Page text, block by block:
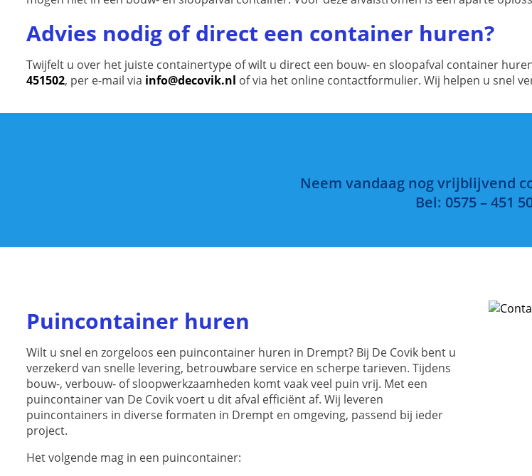
Advies nodig of direct een container huren?
Twijfelt u over het juiste containertype of wilt u direct een bouw- en sloopafval container
451502, per e-mail via info@decovik.nl of via het online contactformulier. Wij helpen u snel
Neem vandaag nog vrijblijvend
Bel: 0575 – 451
Puincontainer huren
Wilt u snel en zorgeloos een puincontainer huren in Drempt? Bij De Covik bent u
verzekerd van snelle levering, betrouwbare service en scherpe tarieven. Tijdens
bouw-, verbouw- of sloopwerkzaamheden komt vaak veel puin vrij. Met een
puincontainer van De Covik voert u dit afval efficiënt af. Wij leveren
puincontainers in diverse formaten in Drempt en omgeving, passend bij ieder
project.
Het volgende mag in een puincontainer: